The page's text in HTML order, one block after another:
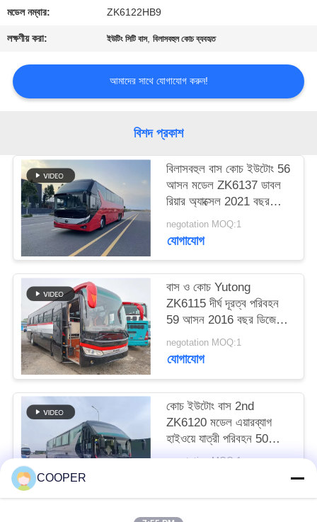
উদ্ধৃতির
জন্য
আবেদন
সাইট
গোপনীয়তা
নীতি
মডেল নম্বার: ZK6122HB9
লক্ষণীয় করা: ইউটিং সিটি বাস,বিলাসবহুল কোচ ব্যবহৃত
আমাদের সাথে যোগাযোগ করুন!
বিশদ প্রকাশ
বিলাসবহুল বাস কোচ ইউটোং 56
আসন মডেল ZK6137 ডাবল
রিয়ার অ্যাক্সেল 2021 বছর
এয়ারব্যাগ সাসপেনশন
negotation MOQ:1
যোগাযোগ
বাস ও কোচ Yutong
ZK6115 দীর্ঘ দূরত্ব পরিবহন
59 আসন 2016 বছর ডিজেল
বিন্যাস LHD
negotation MOQ:1
যোগাযোগ
কোচ ইউটোং বাস 2nd
ZK6120 মডেল এয়ারব্যাগ
হাইওয়ে যাত্রী পরিবহন 50
আসন 2021 বছর হজ যানবাহন
negotation MOQ:1
COOPER